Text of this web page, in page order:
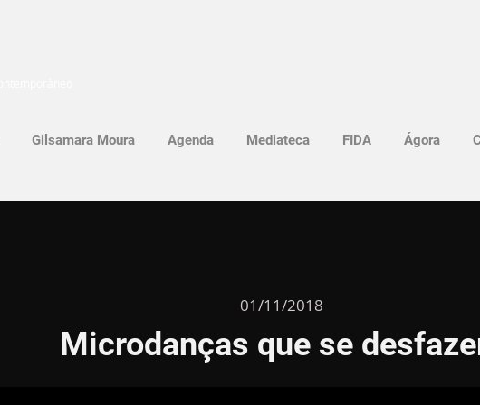
Gilsamara Moura Agenda Mediateca FIDA Ágora
01/11/2018
Microdanças que se